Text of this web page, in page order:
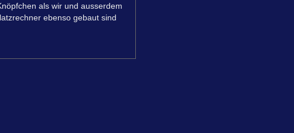
als wir und ausserdem
ebenso gebaut sind